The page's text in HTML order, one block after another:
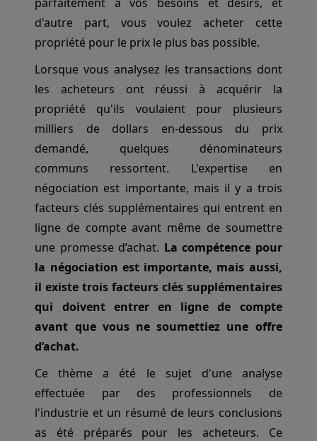
d'autre part, vous voulez acheter cette
propriété pour le prix le plus bas possible.
Lorsque vous analysez les transactions dont
les acheteurs ont réussi à acquérir la
propriété qu'ils voulaient pour plusieurs
milliers de dollars en-dessous du prix
demandé, quelques dénominateurs
communs ressortent. L'expertise en
négociation est importante, mais il y a trois
facteurs clés supplémentaires qui entrent en
ligne de compte avant même de soumettre
une promesse d’achat. La compétence pour
la négociation est importante, mais aussi,
il existe trois facteurs clés supplémentaires
qui doivent entrer en ligne de compte
avant que vous ne soumettiez une offre
d’achat.
Ce thème a été le sujet d'une analyse
effectuée par des professionnels de
l'industrie et un résumé de leurs conclusions
as été préparés pour les acheteurs. Ce